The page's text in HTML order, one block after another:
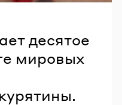
десятое
мировых